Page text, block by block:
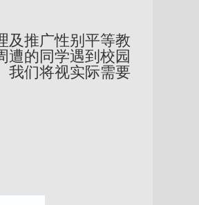
及推广性别平等教
遭的同学遇到校园
我们将视实际需要